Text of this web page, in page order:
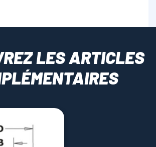
LES ARTICLES